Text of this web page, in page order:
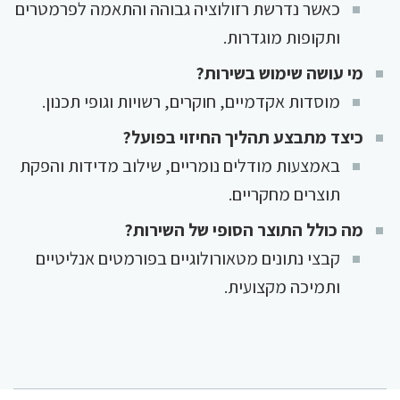
כאשר נדרשת רזולוציה גבוהה והתאמה לפרמטרים
ותקופות מוגדרות.
מי עושה שימוש בשירות?
מוסדות אקדמיים, חוקרים, רשויות וגופי תכנון.
כיצד מתבצע תהליך החיזוי בפועל?
באמצעות מודלים נומריים, שילוב מדידות והפקת
תוצרים מחקריים.
מה כולל התוצר הסופי של השירות?
קבצי נתונים מטאורולוגיים בפורמטים אנליטיים
ותמיכה מקצועית.